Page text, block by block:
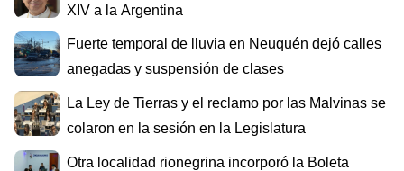
XIV a la Argentina
Fuerte temporal de lluvia en Neuquén dejó calles
anegadas y suspensión de clases
La Ley de Tierras y el reclamo por las Malvinas se
colaron en la sesión en la Legislatura
Otra localidad rionegrina incorporó la Boleta